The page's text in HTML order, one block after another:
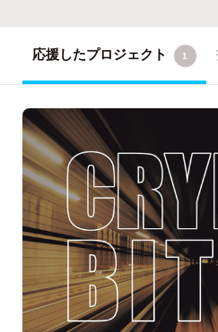
応援したプロジェクト 1